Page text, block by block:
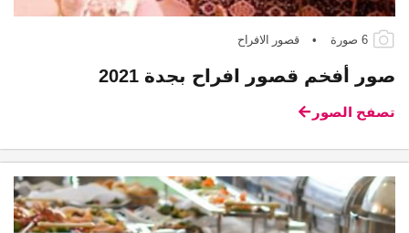
6 صورة • قصور الافراح
صور أفخم قصور افراح بجدة 2021
تصفح الصور